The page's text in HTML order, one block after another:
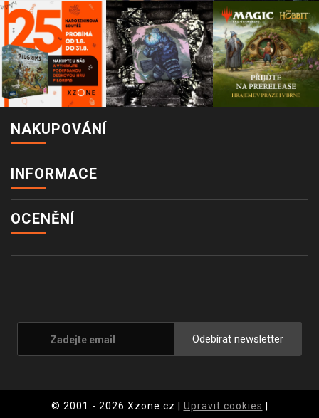
NAKUPOVÁNÍ
INFORMACE
OCENĚNÍ
Odebírat newsletter
© 2001 - 2026 Xzone.cz | Upravit cookies